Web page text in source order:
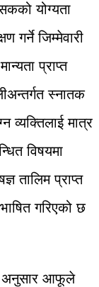
योग्यता
गर्ने जिम्मेवारी
प्राप्त
स्नातक
व्यक्तिलाई मात्र
विषयमा
तालिम प्राप्त
गरिएको छ
अनुसार आफूले